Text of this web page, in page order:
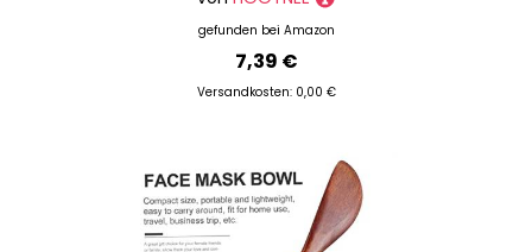
gefunden bei Amazon
7,39 €
Versandkosten: 0,00 €